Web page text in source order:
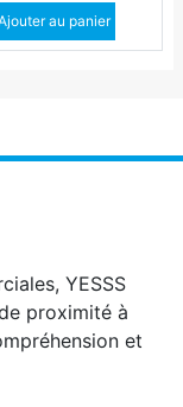
quantité
quantité
au panier
YESSS
proximité à
et